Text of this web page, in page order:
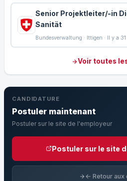
Senior Projektleiter/-in
Sanität
Bundesverwaltung · Ittigen · Il y a
Voir toutes
CANDIDATURE
Postuler maintenant
Postuler sur le site de l'employeur
Postuler sur le site
← Retour aux